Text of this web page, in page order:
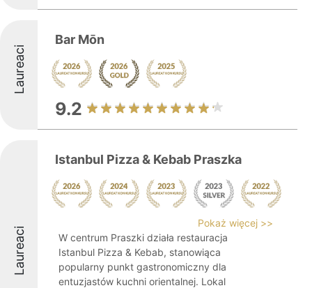
Laureaci
Bar Mōn
9.2
Laureaci
Istanbul Pizza & Kebab Praszka
Pokaż więcej >>
W centrum Praszki działa restauracja
Istanbul Pizza & Kebab, stanowiąca
popularny punkt gastronomiczny dla
entuzjastów kuchni orientalnej. Lokal